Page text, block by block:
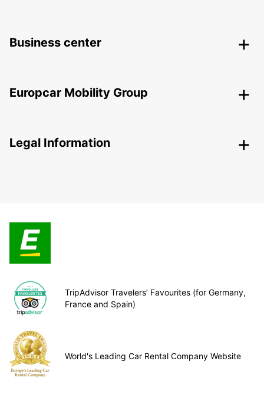
Business center
Europcar Mobility Group
Legal Information
TripAdvisor Travelers’ Favourites (for Germany,
France and Spain)
World's Leading Car Rental Company Website